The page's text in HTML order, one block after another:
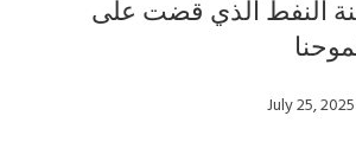
النفط الذي قضت على
July 25, 2025